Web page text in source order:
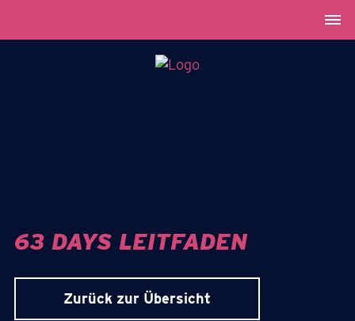
63 DAYS LEITFADEN
Zurück zur Übersicht